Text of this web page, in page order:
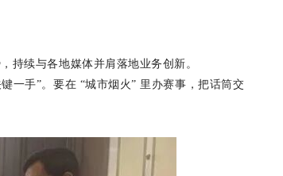
持续与各地媒体并肩落地业务创新。
键一手”。要在 “城市烟火” 里办赛事，把话筒交